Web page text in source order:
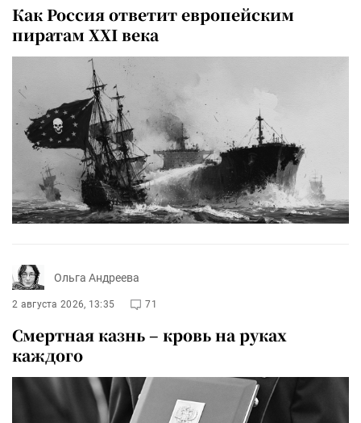
Как Россия ответит европейским
пиратам XXI века
Ольга Андреева
2 августа 2026, 13:35 71
Смертная казнь – кровь на руках
каждого